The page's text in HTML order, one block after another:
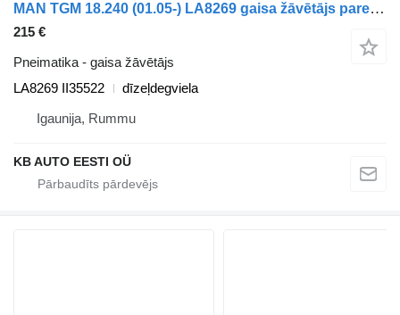
MAN TGM 18.240 (01.05-) LA8269 gaisa žāvētājs paredzēts MAN TGL, TGM, TGS, TGX (2005-2021) kravas automašīnas
215 €
Pneimatika - gaisa žāvētājs
LA8269 II35522
dīzeļdegviela
Igaunija, Rummu
KB AUTO EESTI OÜ